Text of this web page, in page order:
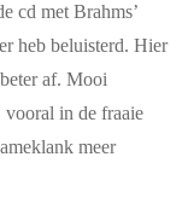
cd met Brahms’
heb beluisterd. Hier
af. Mooi
vooral in de fraaie
meer